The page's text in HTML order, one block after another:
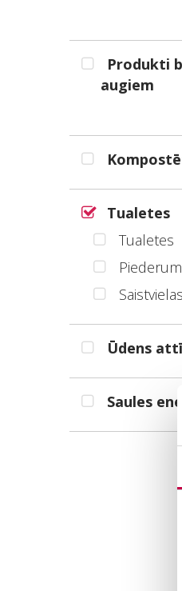
Produkti
augiem
Tualetes
Tualetes
Saistvielas
Ūdens
Saules